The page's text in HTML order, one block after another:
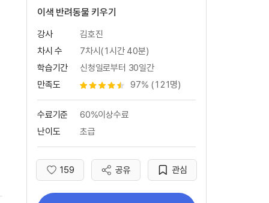
이색 반려동물 키우기
강사
김호진
차시 수
7차시(1시간 40분)
학습기간
신청일로부터 30일간
만족도
별점 4.5개 97% (121명)
수료기준
60%이상수료
난이도
초급
좋아요
159 공유 관심